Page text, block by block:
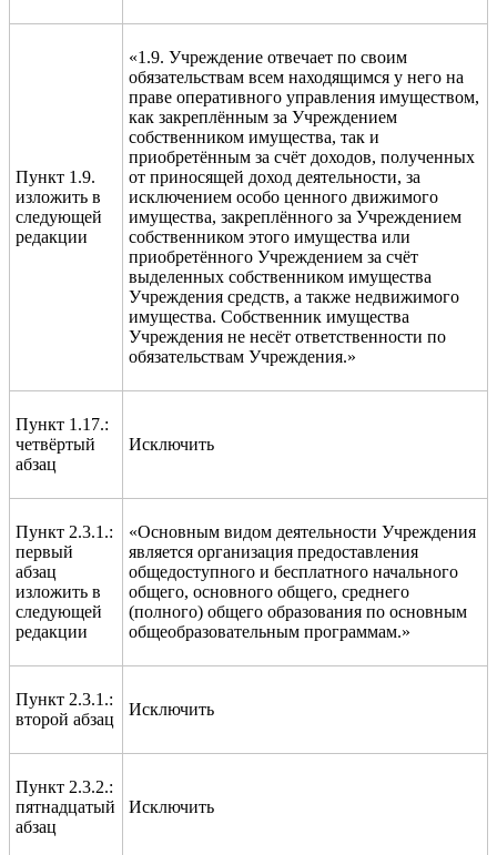
Пункт 1.9.
изложить в
следующей
редакции
«1.9. Учреждение отвечает по своим
обязательствам всем находящимся у него на
праве оперативного управления имуществом,
как закреплённым за Учреждением
собственником имущества, так и
приобретённым за счёт доходов, полученных
от приносящей доход деятельности, за
исключением особо ценного движимого
имущества, закреплённого за Учреждением
собственником этого имущества или
приобретённого Учреждением за счёт
выделенных собственником имущества
Учреждения средств, а также недвижимого
имущества. Собственник имущества
Учреждения не несёт ответственности по
обязательствам Учреждения.»
Пункт 1.17.:
четвёртый
абзац
Исключить
Пункт 2.3.1.:
первый
абзац
изложить в
следующей
редакции
«Основным видом деятельности Учреждения
является организация предоставления
общедоступного и бесплатного начального
общего, основного общего, среднего
(полного) общего образования по основным
общеобразовательным программам.»
Пункт 2.3.1.:
второй абзац
Исключить
Пункт 2.3.2.:
пятнадцатый
абзац
Исключить